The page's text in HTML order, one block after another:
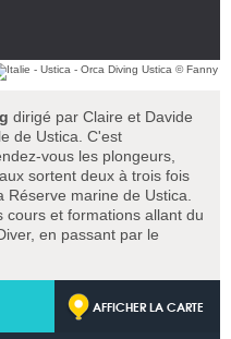
dirigé par Claire et Davide
de Ustica. C'est
vous les plongeurs,
sortent deux à trois fois
marine de Ustica.
et formations allant du
en passant par le
AFFICHER LA CARTE